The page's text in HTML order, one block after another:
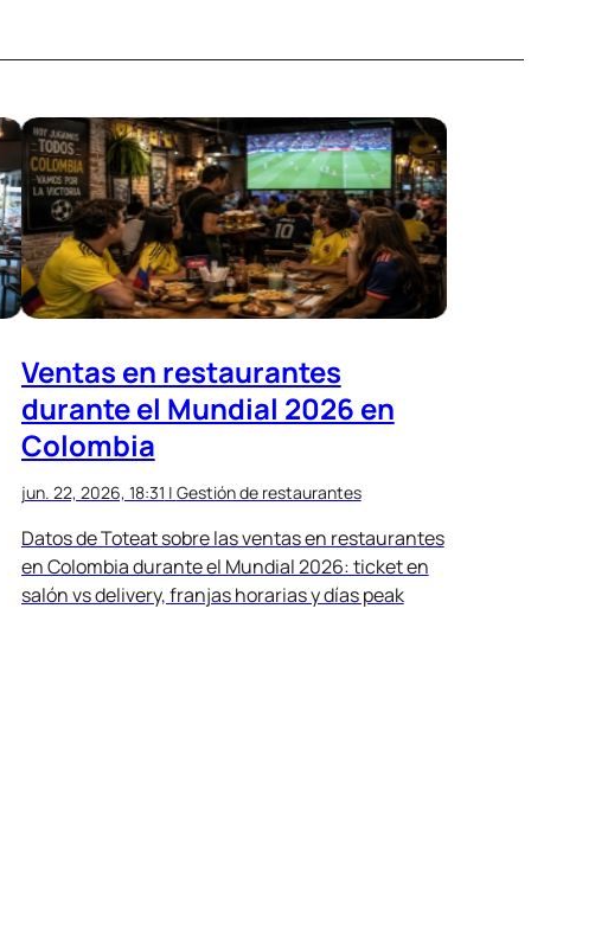
Ventas en restaurantes
durante el Mundial 2026 en
Colombia
jun. 22, 2026, 18:31 | Gestión de restaurantes
Datos de Toteat sobre las ventas en restaurantes
en Colombia durante el Mundial 2026: ticket en
salón vs delivery, franjas horarias y días peak